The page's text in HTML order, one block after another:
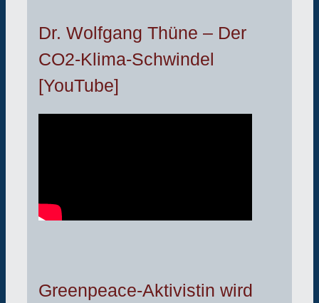
Dr. Wolfgang Thüne – Der
CO2-Klima-Schwindel
[YouTube]
Greenpeace-Aktivistin wird